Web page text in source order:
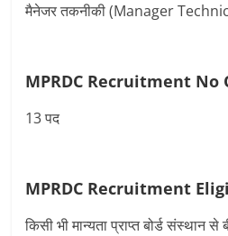
मैनेजर तकनीकी (Manager
MPRDC Recruitment No
13 पद
MPRDC Recruitment
किसी भी मान्‍यता प्राप्‍त बोर्ड संस्‍थान